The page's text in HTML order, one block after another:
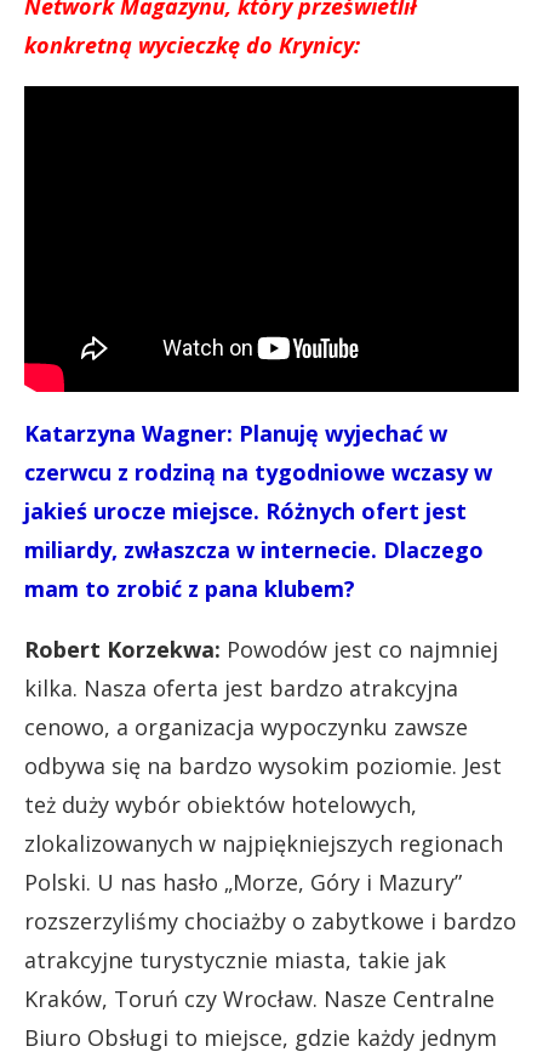
konkretną wycieczkę do Krynicy:
Katarzyna Wagner: Planuję wyjechać w
czerwcu z rodziną na tygodniowe wczasy w
jakieś urocze miejsce. Różnych ofert jest
miliardy, zwłaszcza w internecie. Dlaczego
mam to zrobić z pana klubem?
Robert Korzekwa: Powodów jest co najmniej
kilka. Nasza oferta jest bardzo atrakcyjna
cenowo, a organizacja wypoczynku zawsze
odbywa się na bardzo wysokim poziomie. Jest
też duży wybór obiektów hotelowych,
zlokalizowanych w najpiękniejszych regionach
Polski. U nas hasło „Morze, Góry i Mazury”
rozszerzyliśmy chociażby o zabytkowe i bardzo
atrakcyjne turystycznie miasta, takie jak
Kraków, Toruń czy Wrocław. Nasze Centralne
Biuro Obsługi to miejsce, gdzie każdy jednym